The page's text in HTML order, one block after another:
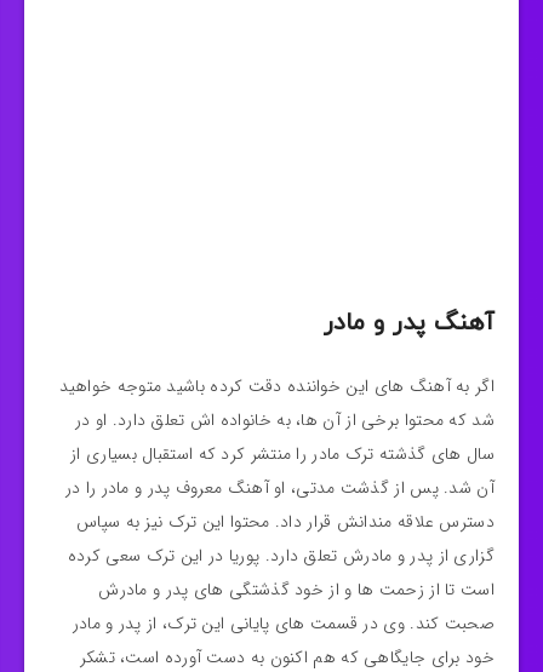
آهنگ پدر و مادر
اگر به آهنگ های این خواننده دقت کرده باشید متوجه خواهید
شد که محتوا برخی از آن ها، به خانواده اش تعلق دارد. او در
سال های گذشته ترک مادر را منتشر کرد که استقبال بسیاری از
آن شد. پس از گذشت مدتی، او آهنگ معروف پدر و مادر را در
دسترس علاقه مندانش قرار داد. محتوا این ترک نیز به سپاس
گزاری از پدر و مادرش تعلق دارد. پوریا در این ترک سعی کرده
است تا از زحمت ها و از خود گذشتگی های پدر و مادرش
صحبت کند. وی در قسمت های پایانی این ترک، از پدر و مادر
خود برای جایگاهی که هم اکنون به دست آورده است، تشکر